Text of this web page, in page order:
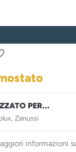
PER...
Zanussi
informazioni